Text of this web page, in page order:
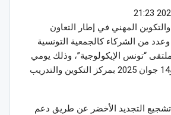
المهني في إطار التعاون
من الشركاء كالجمعية التونسية
“تونس الإيكولوجية”، وذلك يومي
الجمعة والسبت 13 و14 جوان 2025 بمركز التكوين والتدريب
التجديد الأخضر عن طريق دعم